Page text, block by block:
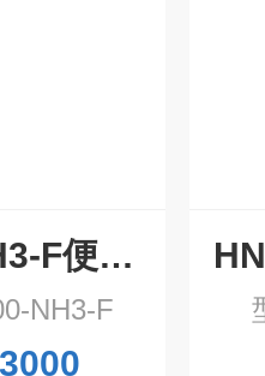
HNAG900-NH3-F便携式氨气气体检测仪
NH3-F